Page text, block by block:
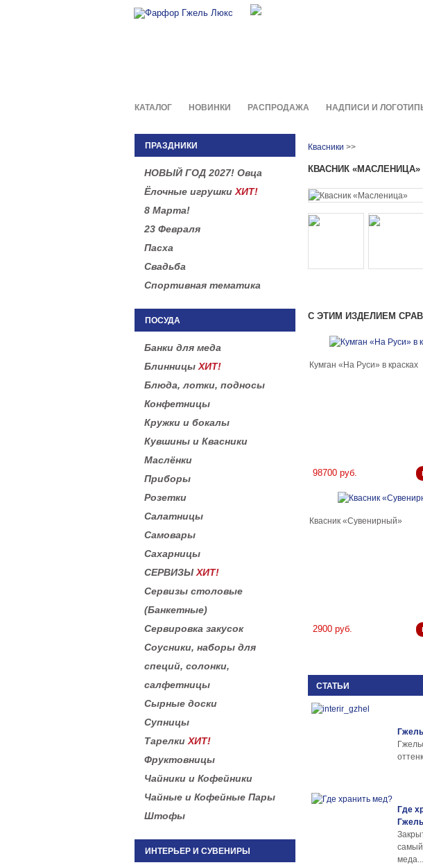
КАТАЛОГ НОВИНКИ РАСПРОДАЖА НАДПИСИ И
ПРАЗДНИКИ
НОВЫЙ ГОД 2027! Овца
Ёлочные игрушки ХИТ!
8 Марта!
23 Февраля
Пасха
Свадьба
Спортивная тематика
ПОСУДА
Банки для меда
Блинницы ХИТ!
Блюда, лотки, подносы
Конфетницы
Кружки и бокалы
Кувшины и Квасники
Маслёнки
Приборы
Розетки
Салатницы
Самовары
Сахарницы
СЕРВИЗЫ ХИТ!
Сервизы столовые
(Банкетные)
Сервировка закусок
Соусники, наборы для
специй, солонки,
салфетницы
Сырные доски
Супницы
Тарелки ХИТ!
Фруктовницы
Чайники и Кофейники
Чайные и Кофейные Пары
Штофы
ИНТЕРЬЕР И СУВЕНИРЫ
Квасники >>
КВАСНИК «МАСЛЕНИЦА»
С ЭТИМ ИЗДЕЛИЕМ
Кумган «На Руси» в красках
98700 руб.
Квасник «Сувенирный»
2900 руб.
СТАТЬИ
Где
Гжель
меда...